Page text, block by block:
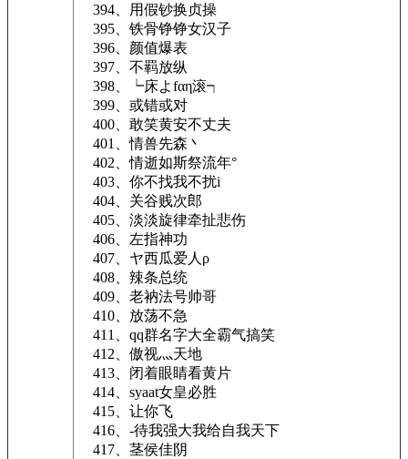
394、用假钞换贞操
395、铁骨铮铮女汉子
396、颜值爆表
397、不羁放纵
398、┕床よfαη滚┑
399、或错或对
400、敢笑黄安不丈夫
401、情兽先森丶
402、情逝如斯祭流年°
403、你不找我不扰i
404、关谷贱次郎
405、淡淡旋律牵扯悲伤
406、左指神功
407、ヤ西瓜爱人ρ
408、辣条总统
409、老衲法号帅哥
410、放荡不急
411、qq群名字大全霸气搞笑
412、傲视灬天地
413、闭着眼睛看黄片
414、syaat女皇必胜
415、让你飞
416、-待我强大我给自我天下
417、茎侯佳阴